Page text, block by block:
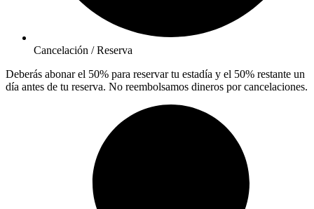
Cancelación / Reserva
Deberás abonar el 50% para reservar tu estadía y el 50% restante un
día antes de tu reserva. No reembolsamos dineros por cancelaciones.